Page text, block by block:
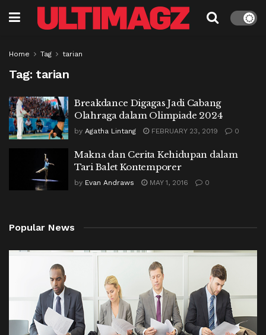
Home Tag tarian
Tag: tarian
Breakdance Digagas Jadi Cabang
Olahraga dalam Olimpiade 2024
by Agatha Lintang FEBRUARY 23, 2019 0
Makna dan Cerita Kehidupan dalam
Tari Balet Kontemporer
by Evan Andraws MAY 1, 2016 0
Popular News